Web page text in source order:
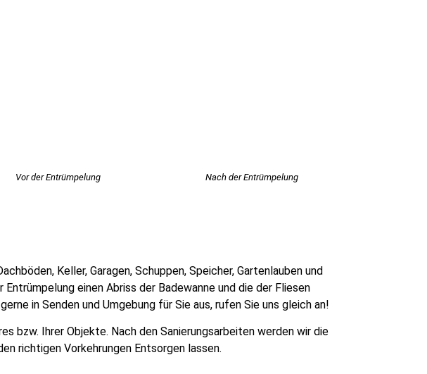
Vor der Entrümpelung Nach der Entrümpelung
Keller, Garagen, Schuppen, Speicher, Gartenlauben und
einen Abriss der Badewanne und die der Fliesen
in Senden und Umgebung für Sie aus, rufen Sie uns gleich an!
bzw. Ihrer Objekte. Nach den Sanierungsarbeiten werden wir die
richtigen Vorkehrungen Entsorgen lassen.